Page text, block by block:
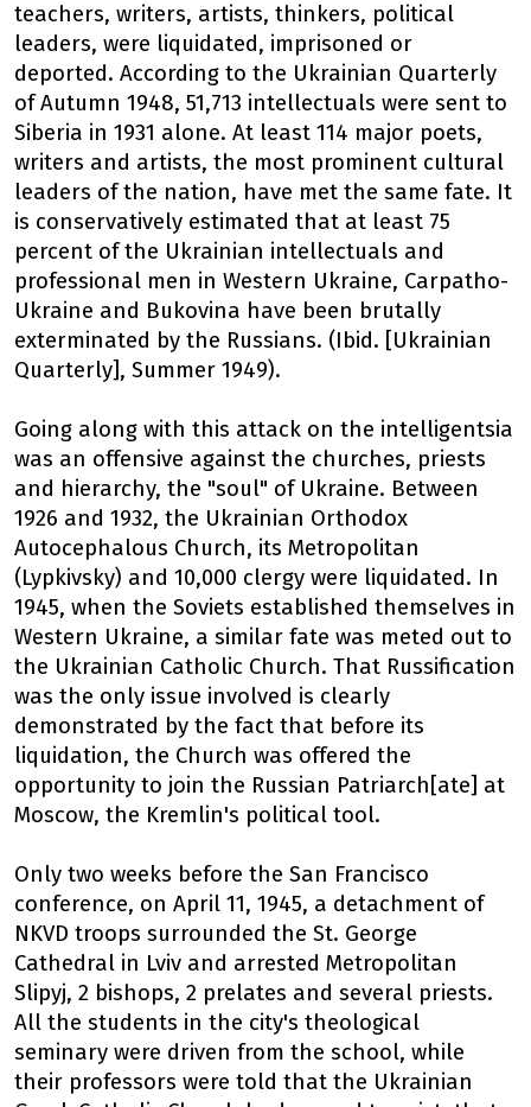
teachers, writers, artists, thinkers, political
leaders, were liquidated, imprisoned or
deported. According to the Ukrainian Quarterly
of Autumn 1948, 51,713 intellectuals were sent to
Siberia in 1931 alone. At least 114 major poets,
writers and artists, the most prominent cultural
leaders of the nation, have met the same fate. It
is conservatively estimated that at least 75
percent of the Ukrainian intellectuals and
professional men in Western Ukraine, Carpatho-
Ukraine and Bukovina have been brutally
exterminated by the Russians. (Ibid. [Ukrainian
Quarterly], Summer 1949).
Going along with this attack on the intelligentsia
was an offensive against the churches, priests
and hierarchy, the "soul" of Ukraine. Between
1926 and 1932, the Ukrainian Orthodox
Autocephalous Church, its Metropolitan
(Lypkivsky) and 10,000 clergy were liquidated. In
1945, when the Soviets established themselves in
Western Ukraine, a similar fate was meted out to
the Ukrainian Catholic Church. That Russification
was the only issue involved is clearly
demonstrated by the fact that before its
liquidation, the Church was offered the
opportunity to join the Russian Patriarch[ate] at
Moscow, the Kremlin's political tool.
Only two weeks before the San Francisco
conference, on April 11, 1945, a detachment of
NKVD troops surrounded the St. George
Cathedral in Lviv and arrested Metropolitan
Slipyj, 2 bishops, 2 prelates and several priests.
All the students in the city's theological
seminary were driven from the school, while
their professors were told that the Ukrainian